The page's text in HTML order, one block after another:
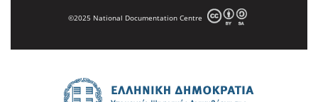
©2025 National Documentation Centre